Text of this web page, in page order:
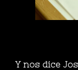
Y nos dice